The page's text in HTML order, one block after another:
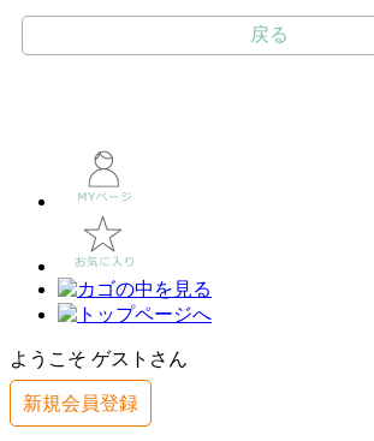
戻る
ようこそ ゲストさん
新規会員登録